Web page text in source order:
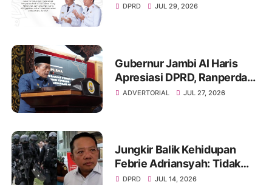
A. Bakri HM, Jejak
DPRD JUL 29, 2026
Gubernur Jambi Al Haris
Apresiasi DPRD, Ranperda
Pertanggungjawaban APBD
ADVERTORIAL JUL 27, 2026
Jungkir Balik Kehidupan
Febrie Adriansyah: Tidak
Lagi Dapat Pengamanan dari
DPRD JUL 14, 2026